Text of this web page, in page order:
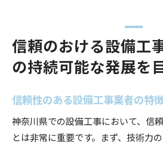
信頼のおける設備工
の持続可能な発展を
信頼性のある設備工事業者の特
神奈川県での設備工事において、信
とは非常に重要です。まず、技術力